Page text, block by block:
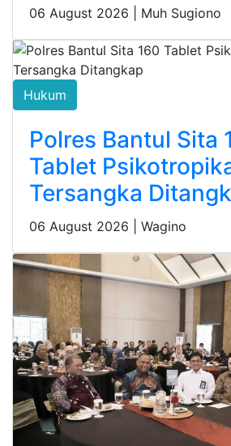
06 August 2026 | Muh Sugiono
Hukum
Polres Bantul Sita
Tablet
Tersangka
06 August 2026 | Wagino